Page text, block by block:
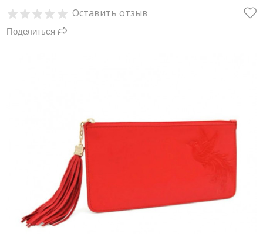
Оставить отзыв
Поделиться